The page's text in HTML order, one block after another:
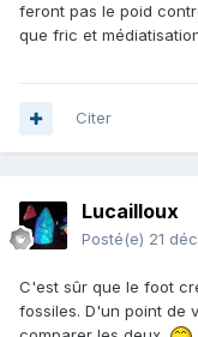
feront pas le poid
que fric et
Citer
Lucailloux
Posté(e) 21
C'est sûr que le foot
fossiles. D'un point de